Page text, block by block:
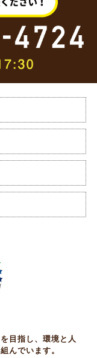
目指し、環境と人
んでいます。